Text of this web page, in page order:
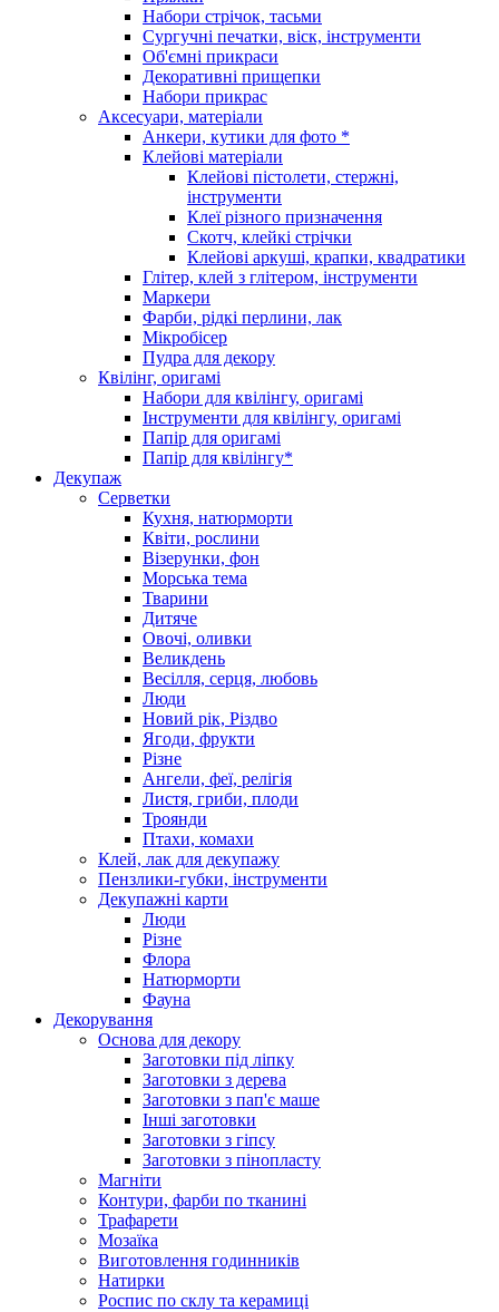
Набори стрічок, тасьми
Сургучні печатки, віск, інструменти
Об'ємні прикраси
Декоративні прищепки
Набори прикрас
Аксесуари, матеріали
Анкери, кутики для фото *
Клейові матеріали
Клейові пістолети, стержні,
інструменти
Клеї різного призначення
Скотч, клейкі стрічки
Клейові аркуші, крапки, квадратики
Глітер, клей з глітером, інструменти
Маркери
Фарби, рідкі перлини, лак
Мікробісер
Пудра для декору
Квілінг, оригамі
Набори для квілінгу, оригамі
Інструменти для квілінгу, оригамі
Папір для оригамі
Папір для квілінгу*
Декупаж
Серветки
Кухня, натюрморти
Квіти, рослини
Візерунки, фон
Морська тема
Тварини
Дитяче
Овочі, оливки
Великдень
Весілля, серця, любовь
Люди
Новий рік, Різдво
Ягоди, фрукти
Різне
Ангели, феї, релігія
Листя, гриби, плоди
Троянди
Птахи, комахи
Клей, лак для декупажу
Пензлики-губки, інструменти
Декупажні карти
Люди
Різне
Флора
Натюрморти
Фауна
Декорування
Основа для декору
Заготовки під ліпку
Заготовки з дерева
Заготовки з пап'є маше
Інші заготовки
Заготовки з гіпсу
Заготовки з пінопласту
Магніти
Контури, фарби по тканині
Трафарети
Мозаїка
Виготовлення годинників
Натирки
Роспис по склу та керамиці